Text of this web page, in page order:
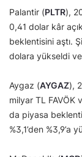
Palantir (PLTR),
0,41 dolar kâr
beklentisini aştı.
dolara yükseldi
Aygaz (AYGAZ),
milyar TL FAVÖK
da piyasa
%3,1’den %3,9’a